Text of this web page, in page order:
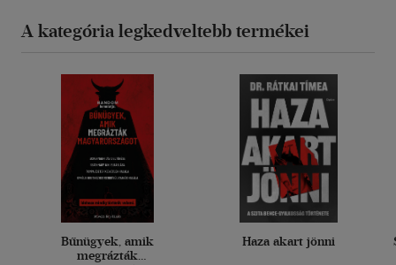
A kategória legkedveltebb termékei
Bűnügyek, amik
megrázták
Haza akart jönni